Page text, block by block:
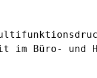
Büro- und